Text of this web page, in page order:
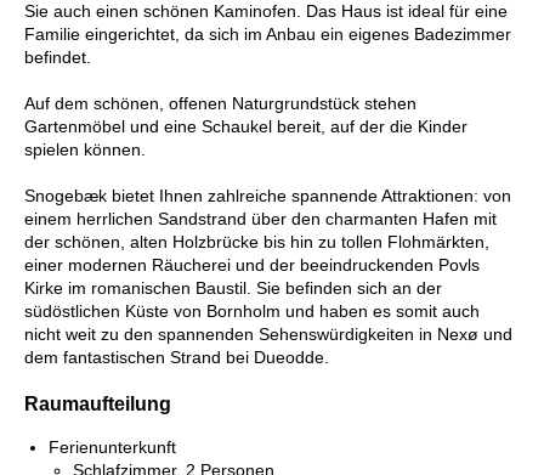
Sie auch einen schönen Kaminofen. Das Haus ist ideal für eine
Familie eingerichtet, da sich im Anbau ein eigenes Badezimmer
befindet.
Auf dem schönen, offenen Naturgrundstück stehen
Gartenmöbel und eine Schaukel bereit, auf der die Kinder
spielen können.
Snogebæk bietet Ihnen zahlreiche spannende Attraktionen: von
einem herrlichen Sandstrand über den charmanten Hafen mit
der schönen, alten Holzbrücke bis hin zu tollen Flohmärkten,
einer modernen Räucherei und der beeindruckenden Povls
Kirke im romanischen Baustil. Sie befinden sich an der
südöstlichen Küste von Bornholm und haben es somit auch
nicht weit zu den spannenden Sehenswürdigkeiten in Nexø und
dem fantastischen Strand bei Dueodde.
Raumaufteilung
Ferienunterkunft
Schlafzimmer, 2 Personen